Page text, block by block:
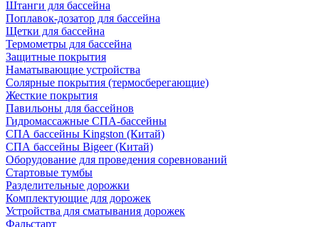
Штанги для бассейна
Поплавок-дозатор для бассейна
Щетки для бассейна
Термометры для бассейна
Защитные покрытия
Наматывающие устройства
Солярные покрытия (термосберегающие)
Жесткие покрытия
Павильоны для бассейнов
Гидромассажные СПА-бассейны
СПА бассейны Kingston (Китай)
СПА бассейны Bigeer (Китай)
Оборудование для проведения соревнований
Стартовые тумбы
Разделительные дорожки
Комплектующие для дорожек
Устройства для сматывания дорожек
Фальстарт